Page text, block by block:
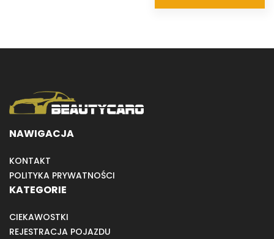
NAWIGACJA
KONTAKT
POLITYKA PRYWATNOŚCI
KATEGORIE
CIEKAWOSTKI
REJESTRACJA POJAZDU